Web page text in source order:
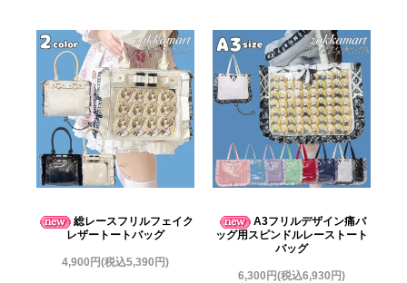
総レースフリルフェイク
レザートートバッグ
4,900円(税込5,390円)
A3フリルデザイン痛バ
ッグ用スピンドルレーストート
バッグ
6,300円(税込6,930円)